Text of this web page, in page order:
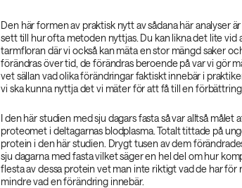
Den här formen av praktisk nytt av sådana här analyser
sett till hur ofta metoden nyttjas. Du kan likna det lite vid
tarmfloran där vi också kan mäta en stor mängd saker
förändras över tid, de förändras beroende på var vi gör
vet sällan vad olika förändringar faktiskt innebär i
vi ska kunna nyttja det vi mäter för att få till en förbättring.
I den här studien med sju dagars fasta så var alltså målet
proteomet i deltagarnas blodplasma. Totalt tittade på
protein i den här studien. Drygt tusen av dem
sju dagarna med fasta vilket säger en hel del om hur
flesta av dessa protein vet man inte riktigt vad de har för
mindre vad en förändring innebär.